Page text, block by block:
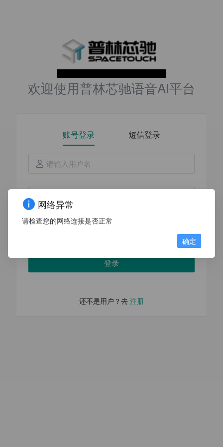
欢迎使用普林芯驰语音AI平台
账号登录 短信登录
请输入用户名
登录
还不是用户？去 注册
网络异常
请检查您的网络连接是否正常
确定